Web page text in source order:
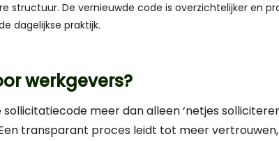
structuur. De vernieuwde code is overzichtelijker en
dagelijkse praktijk.
werkgevers?
meer dan alleen ‘netjes
transparant proces leidt tot meer